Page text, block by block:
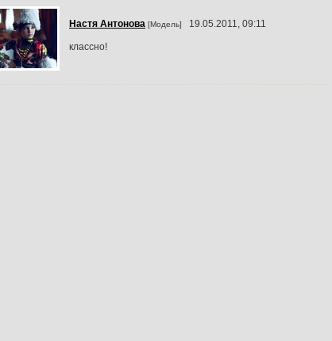
Настя Антонова [Модель] 19.05.2011, 09:11
классно!